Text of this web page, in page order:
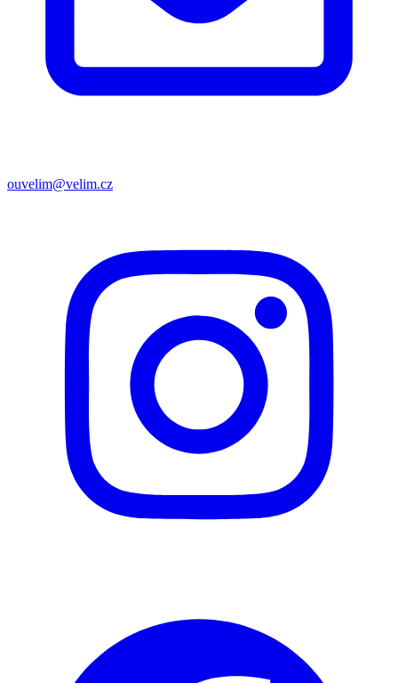
ouvelim@velim.cz